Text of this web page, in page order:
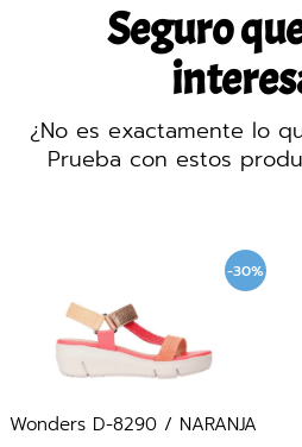
Seguro
¿No es exactamente lo
Prueba con estos
-30%
Wonders D-8290 / NARANJA